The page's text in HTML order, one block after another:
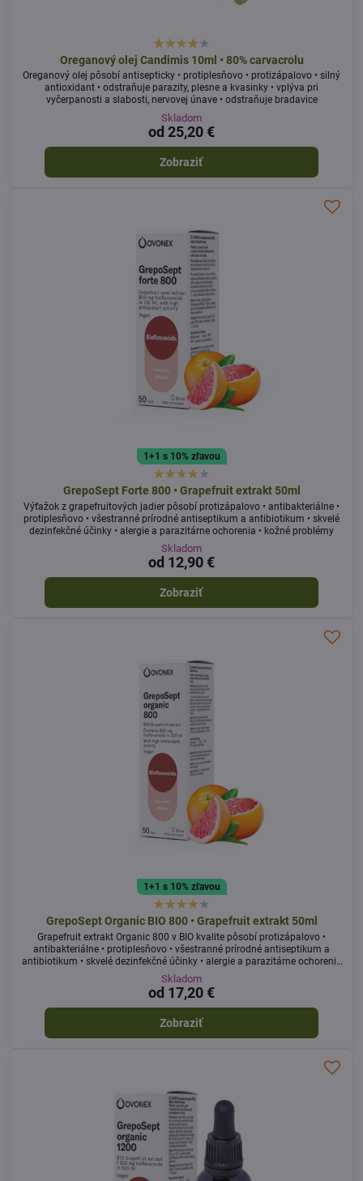
Oreganový olej Candimis 10ml • 80% carvacrolu
Oreganový olej pôsobí antisepticky • protiplesňovo • protizápalovo • silný
antioxidant • odstraňuje parazity, plesne a kvasinky • vplýva pri
vyčerpanosti a slabosti, nervovej únave • odstraňuje bradavice
Skladom
od 25,20 €
Zobraziť
1+1 s 10% zľavou
GrepoSept Forte 800 • Grapefruit extrakt 50ml
Výťažok z grapefruitových jadier pôsobí protizápalovo • antibakteriálne •
protiplesňovo • všestranné prírodné antiseptikum a antibiotikum • skvelé
dezinfekčné účinky • alergie a parazitárne ochorenia • kožné problémy
Skladom
od 12,90 €
Zobraziť
1+1 s 10% zľavou
GrepoSept Organic BIO 800 • Grapefruit extrakt 50ml
Grapefruit extrakt Organic 800 v BIO kvalite pôsobí protizápalovo •
antibakteriálne • protiplesňovo • všestranné prírodné antiseptikum a
antibiotikum • skvelé dezinfekčné účinky • alergie a parazitárne ochorenia
• kožné problémy
Skladom
od 17,20 €
Zobraziť